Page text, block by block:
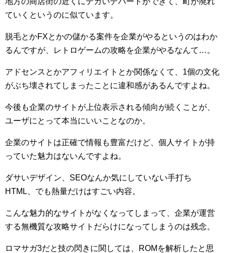
ていくというのに似ています。
脱毛とかFXとかの儲かる案件を企業がやるというのはわか
るんですが、レトロゲームの攻略を企業がやるなんて…。
アドセンスとかアフィリエイトとか関係なくて、1個の文化
がぶち壊されてしまったことに違和感があるんですよね。
今後も企業のサイトが上位表示される傾向が続くことが、
ユーザにとって本当にいいことなのか。
企業のサイトは正確で情報も豊富だけど、個人サイトが持
っていた魅力はないんですよね。
ダサいデザイン、SEOなんか気にしていない手打ち
HTML、でも熱量だけはすごい内容。
こんな魅力的なサイトがなくなってしまって、企業が運営
する無機質な攻略サイトだらけになってしまうのは残念。
ロマサガ3だと技の閃きに関しては、ROMを解析したと思